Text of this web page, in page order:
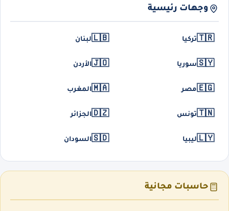
وجهات رئيسية
🇹🇷تركيا 🇱🇧لبنان
🇸🇾سوريا 🇯🇴الأردن
🇪🇬مصر 🇲🇦المغرب
🇹🇳تونس 🇩🇿الجزائر
🇱🇾ليبيا 🇸🇩السودان
حاسبات مجانية